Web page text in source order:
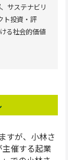
サステナビリ
ト投資・評
る社会的価値
すが、小林さ
催する起業